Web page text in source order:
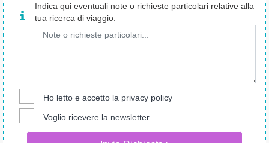
Indica qui eventuali note o richieste particolari relative alla
tua ricerca di viaggio:
Ho letto e accetto la privacy policy
Voglio ricevere la newsletter